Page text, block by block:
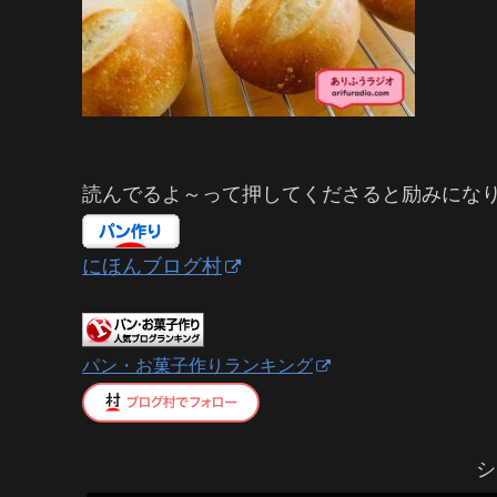
読んでるよ～って押してくださると励みにな
にほんブログ村
パン・お菓子作りランキング